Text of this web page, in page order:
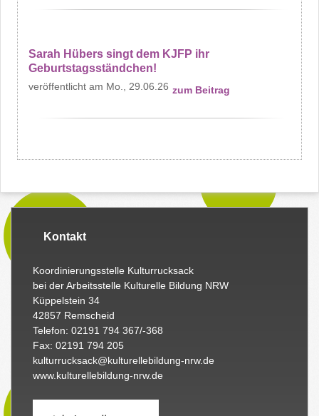
Sarah Hübers singt dem KJFP ihr
Geburtstagsständchen!
Mo., 29.06.26 zum Beitrag
Kontakt
Koordinierungsstelle Kulturrucksack
bei der Arbeitsstelle Kulturelle Bildung NRW
Küppelstein 34
42857 Remscheid
Telefon: 02191 794 367/-368
Fax: 02191 794 205
kulturrucksack@kulturellebildung-nrw.de
www.kulturellebildung-nrw.de